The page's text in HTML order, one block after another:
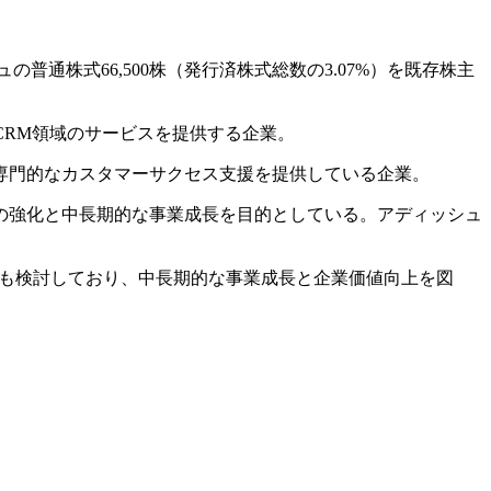
普通株式66,500株（発行済株式総数の3.07%）を既存株主
領域のサービスを提供する企業。
的なカスタマーサクセス支援を提供している企業。
化と中長期的な事業成長を目的としている。アディッシュ
も検討しており、中長期的な事業成長と企業価値向上を図